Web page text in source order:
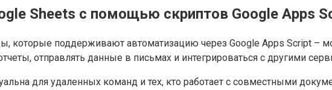
Sheets с помощью скриптов Google Apps
которые поддерживают автоматизацию через Google Apps Script –
отправлять данные в письмах и интегрироваться с другими
для удаленных команд и тех, кто работает с совместными